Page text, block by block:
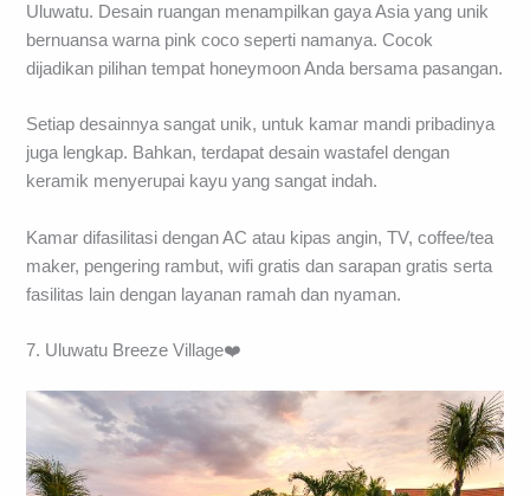
Uluwatu. Desain ruangan menampilkan gaya Asia yang unik
bernuansa warna pink coco seperti namanya. Cocok
dijadikan pilihan tempat honeymoon Anda bersama pasangan.
Setiap desainnya sangat unik, untuk kamar mandi pribadinya
juga lengkap. Bahkan, terdapat desain wastafel dengan
keramik menyerupai kayu yang sangat indah.
Kamar difasilitasi dengan AC atau kipas angin, TV, coffee/tea
maker, pengering rambut, wifi gratis dan sarapan gratis serta
fasilitas lain dengan layanan ramah dan nyaman.
7. Uluwatu Breeze Village❤️